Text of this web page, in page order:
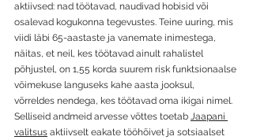
aktiivsed: nad töötavad, naudivad hobisid või
osalevad kogukonna tegevustes. Teine uuring, mis
viidi läbi 65-aastaste ja vanemate inimestega,
näitas, et neil, kes töötavad ainult rahalistel
põhjustel, on 1,55 korda suurem risk funktsionaalse
võimekuse languseks kahe aasta jooksul,
võrreldes nendega, kes töötavad oma ikigai nimel.
Selliseid andmeid arvesse võttes toetab Jaapani
valitsus aktiivselt eakate tööhõivet ja sotsiaalset